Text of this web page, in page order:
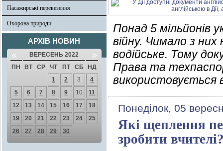
Пасажирські перевезення
Охорона природи
АРХІВ НОВИН
« ВЕРЕСЕНЬ 2022 »
ПН ВТ СР ЧТ ПТ СБ
НД
1
2 3
4
5
6 7 8 9 10
11
12
13 14 15 16 17
18
19
20 21 22 23 24
25
26
27 28 29 30
Понад 5 мільйонів
війну. Чимало з
водійське. Тому
Права та
Понеділок, 05
Які щеплення
зробити